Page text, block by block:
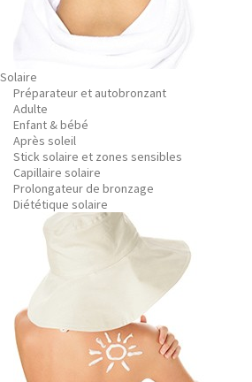
Solaire
Préparateur et autobronzant
Adulte
Enfant & bébé
Après soleil
Stick solaire et zones sensibles
Capillaire solaire
Prolongateur de bronzage
Diététique solaire